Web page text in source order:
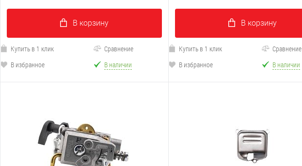
В корзину
Купить в 1 клик
Сравнение
В избранное
В наличии
В корзину
Купить в 1 клик
Сравнение
В избранное
В наличии